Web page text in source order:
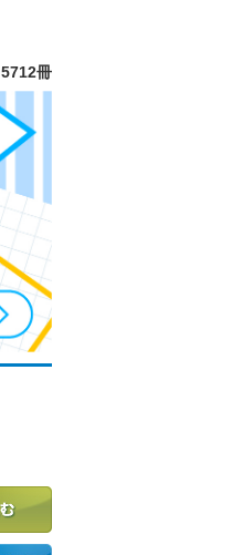
5712冊